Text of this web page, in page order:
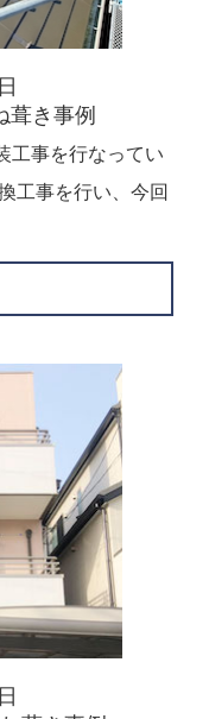
葺き事例
工事を行なってい
工事を行い、今回